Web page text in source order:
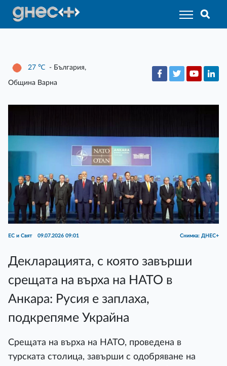
27 ℃ - България,
Община Варна
ЕС и Свят 09.07.2026 09:01 Снимка: ДНЕС+
Декларацията, с която завърши
срещата на върха на НАТО в
Анкара: Русия е заплаха,
подкрепяме Украйна
Срещата на върха на НАТО, проведена в
турската столица, завърши с одобряване на